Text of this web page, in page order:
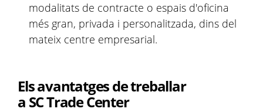
modalitats de contracte o espais d'oficina
més gran, privada i personalitzada, dins del
mateix centre empresarial.
Els avantatges de treballar
a SC Trade Center